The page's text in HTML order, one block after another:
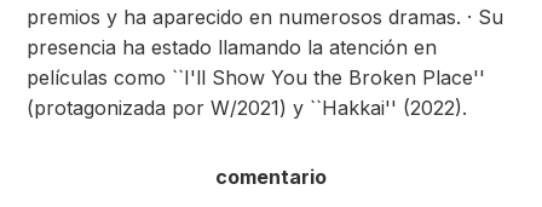
premios y ha aparecido en numerosos dramas. · Su
presencia ha estado llamando la atención en
películas como ``I'll Show You the Broken Place''
(protagonizada por W/2021) y ``Hakkai'' (2022).
comentario